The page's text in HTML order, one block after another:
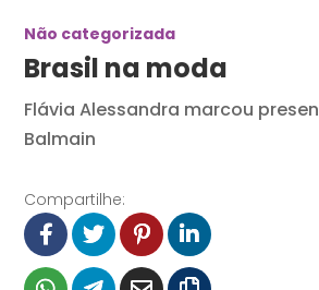
Não categorizada
Brasil na moda
Flávia Alessandra marcou
Balmain
Compartilhe: